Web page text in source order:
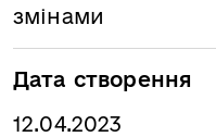
змінами
Дата створення
12.04.2023